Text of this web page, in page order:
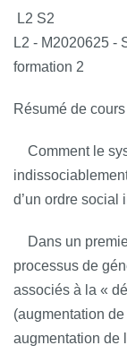
L2 S2
L2 - M2020625 -
formation 2
Résumé de cours
Comment le
d’un ordre social
Dans un
processus de
associés à la «
(augmentation de
augmentation de